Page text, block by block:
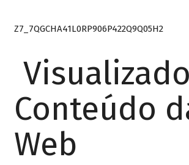
Z7_7QGCHA41L0RP906P422Q9Q05H2
Conteúdo
Web